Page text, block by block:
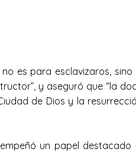
es para esclavizaros, sino
y aseguró que “la
de Dios y la
un papel destacado